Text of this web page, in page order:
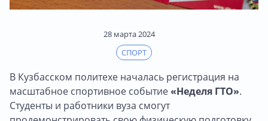
28 марта 2024
СПОРТ
В Кузбасском политехе началась регистрация на
масштабное спортивное событие«Неделя ГТО».
Студенты и работники вуза смогут